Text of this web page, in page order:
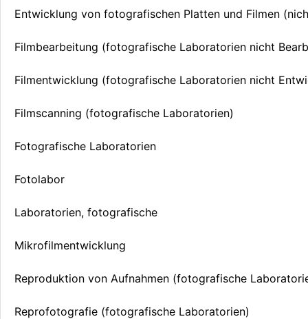
Entwicklung von fotografischen Platten und Filmen
Filmbearbeitung (fotografische Laboratorien nicht
Filmentwicklung (fotografische Laboratorien nicht
Filmscanning (fotografische Laboratorien)
Fotografische Laboratorien
Fotolabor
Laboratorien, fotografische
Mikrofilmentwicklung
Reproduktion von Aufnahmen (fotografische
Reprofotografie (fotografische Laboratorien)